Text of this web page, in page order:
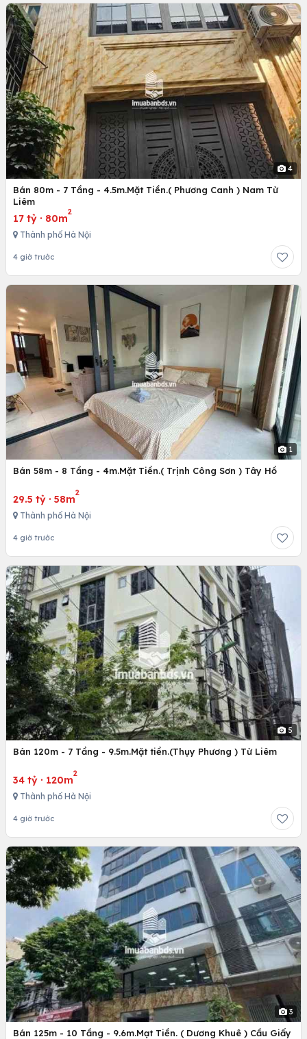
4
Bán 80m - 7 Tầng - 4.5m.Mặt Tiền.( Phương Canh ) Nam Từ
Liêm
17 tỷ · 80m
2
Thành phố Hà Nội
4 giờ trước
1
Bán 58m - 8 Tầng - 4m.Mặt Tiền.( Trịnh Công Sơn ) Tây Hồ
29.5 tỷ · 58m
2
Thành phố Hà Nội
4 giờ trước
5
Bán 120m - 7 Tầng - 9.5m.Mặt tiền.(Thụy Phương ) Từ Liêm
34 tỷ · 120m
2
Thành phố Hà Nội
4 giờ trước
3
Bán 125m - 10 Tầng - 9.6m.Mạt Tiền. ( Dương Khuê ) Cầu Giấy